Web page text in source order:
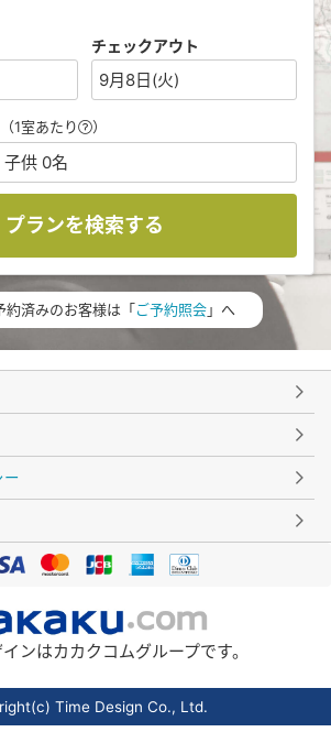
チェックアウト
9月8日(火)
（1室あたり ）
供 0名
プランを検索する
約済みのお客様は「ご予約照会」へ
ー
ンはカカクコムグループです。
Time Design Co., Ltd.